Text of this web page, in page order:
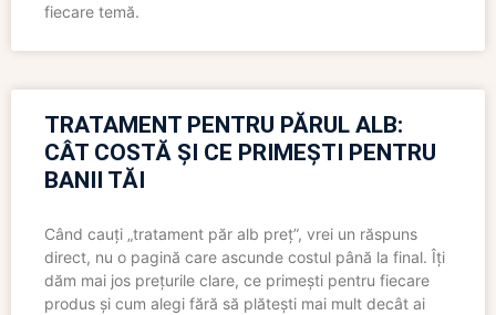
fiecare temă.
TRATAMENT PENTRU PĂRUL ALB:
CÂT COSTĂ ȘI CE PRIMEȘTI PENTRU
BANII TĂI
Când cauți „tratament păr alb preț”, vrei un răspuns
direct, nu o pagină care ascunde costul până la final. Îți
dăm mai jos prețurile clare, ce primești pentru fiecare
produs și cum alegi fără să plătești mai mult decât ai